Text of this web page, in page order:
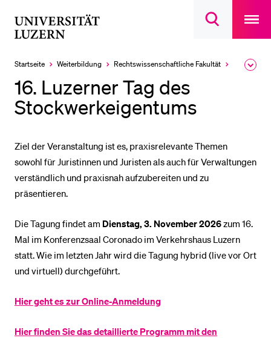
Suchdialog
main
Startseite Weiterbildung Rechts­wissenschaftliche Fakultät
16. Luzerner Tag des
Stockwerkeigentums
Ziel der Veranstaltung ist es, praxisrelevante Themen
sowohl für Juristinnen und Juristen als auch für Verwaltungen
verständlich und praxisnah aufzubereiten und zu
präsentieren.
Die Tagung findet am Dienstag, 3. November 2026zum 16.
Mal im Konferenzsaal Coronado im Verkehrshaus Luzern
statt. Wie im letzten Jahr wird die Tagung hybrid (live vor Ort
und virtuell) durchgeführt.
Hier geht es zur Online-Anmeldung
Hier finden Sie das detaillierte Programm mit den
LETZTE SUCHEN
DIE UNI FÜR…
Schulklassen und Lehrpersonen
Studierende
Forschende
Mitarbeitende
Stellensuchende
Medien
BELIEBTE INHALTE
Vorlesungsverzeichnis